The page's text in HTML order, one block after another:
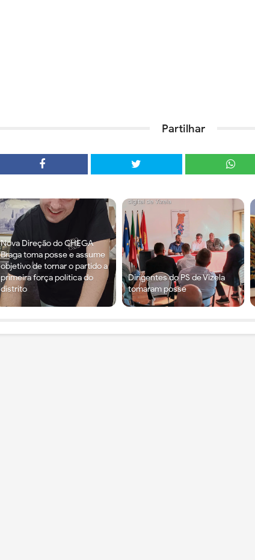
Partilhar
Nova Direção do CHEGA
Braga toma posse e assume
objetivo de tornar o partido a
primeira força política do
distrito
Dirigentes do PS de Vizela
tomaram posse